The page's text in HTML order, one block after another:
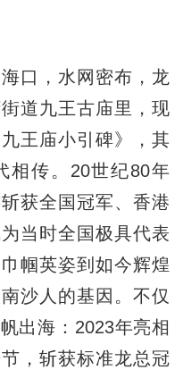
口，水网密布，龙
道九王古庙里，现
王庙小引碑》，其
相传。20世纪80年
获全国冠军、香港
当时全国极具代表
帼英姿到如今辉煌
沙人的基因。不仅
出海：2023年亮相
，斩获标准龙总冠